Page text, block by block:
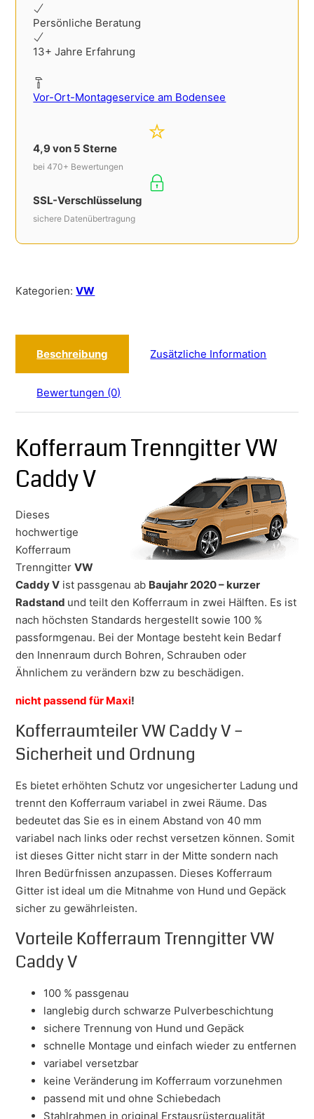
Persönliche Beratung
13+ Jahre Erfahrung
Vor-Ort-Montageservice am Bodensee
4,9 von 5 Sterne
bei 470+ Bewertungen
SSL-Verschlüsselung
sichere Datenübertragung
Kategorien:VW
Beschreibung Zusätzliche Information
Bewertungen (0)
Kofferraum Trenngitter VW
Caddy V
Dieses
hochwertige
Kofferraum
TrenngitterVW
Caddy V ist passgenau ab Baujahr 2020 – kurzer
Radstand und teilt den Kofferraum in zwei Hälften. Es ist
nach höchsten Standards hergestellt sowie 100 %
passformgenau. Bei der Montage besteht kein Bedarf
den Innenraum durch Bohren, Schrauben oder
Ähnlichem zu verändern bzw zu beschädigen.
nicht passend für Maxi!
Kofferraumteiler VW Caddy V –
Sicherheit und Ordnung
Es bietet erhöhten Schutz vor ungesicherter Ladung und
trennt den Kofferraum variabel in zwei Räume. Das
bedeutet das Sie es in einem Abstand von 40 mm
variabel nach links oder rechst versetzen können. Somit
ist dieses Gitter nicht starr in der Mitte sondern nach
Ihren Bedürfnissen anzupassen. Dieses Kofferraum
Gitter ist ideal um die Mitnahme von Hund und Gepäck
sicher zu gewährleisten.
Vorteile Kofferraum Trenngitter VW
Caddy V
100 % passgenau
langlebig durch schwarze Pulverbeschichtung
sichere Trennung von Hund und Gepäck
schnelle Montage und einfach wieder zu entfernen
variabel versetzbar
keine Veränderung im Kofferraum vorzunehmen
passend mit und ohne Schiebedach
Stahlrahmen in original Erstausrüsterqualität